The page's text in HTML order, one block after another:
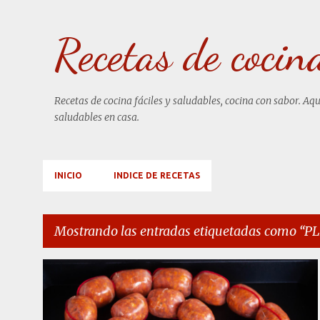
Recetas de
Recetas de cocina fáciles y saludables, cocina con sabor.
saludables en casa.
INICIO INDICE DE RECETAS
Mostrando las entradas etiquetadas como
E
CARNES EMBUTIDOS CASEROS
PLATOS PRINCIPALES RECETAS